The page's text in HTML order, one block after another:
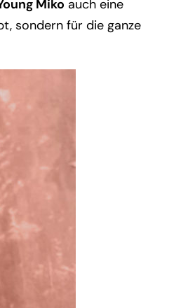
Miko auch eine
sondern für die ganze